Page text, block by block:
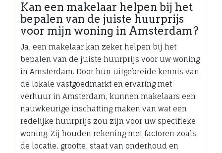
Kan een makelaar helpen bij het
bepalen van de juiste huurprijs
voor mijn woning in Amsterdam?
Ja, een makelaar kan zeker helpen bij het
bepalen van de juiste huurprijs voor uw woning
in Amsterdam. Door hun uitgebreide kennis van
de lokale vastgoedmarkt en ervaring met
verhuur in Amsterdam, kunnen makelaars een
nauwkeurige inschatting maken van wat een
redelijke huurprijs zou zijn voor uw specifieke
woning. Zij houden rekening met factoren zoals
de locatie, grootte, staat van onderhoud en